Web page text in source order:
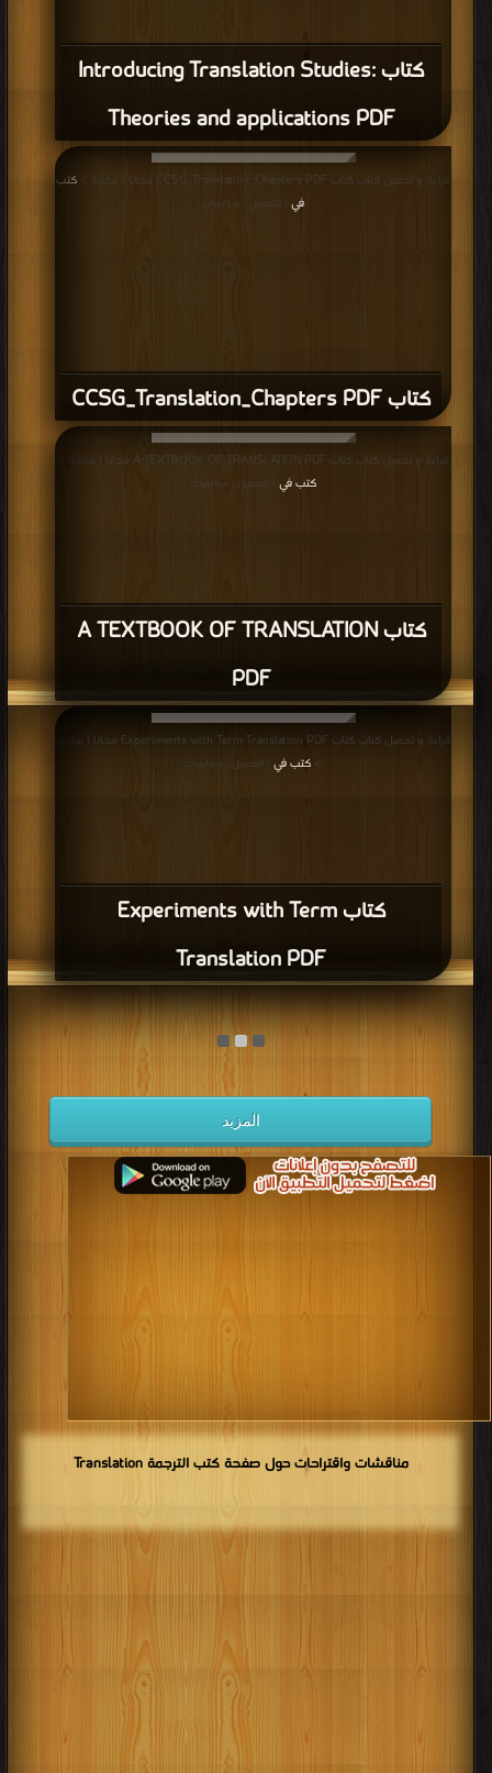
كتاب Introducing Translation Studies:
Theories and applications PDF
كتاب CCSG_Translation_Chapters PDF
قراءة و تحميل كتاب كتاب CCSG_Translation_Chapters PDF مجانا | مكتبة >
كتب
في
| التحميل : مرة/مرات
كتاب A TEXTBOOK OF TRANSLATION
PDF
قراءة و تحميل كتاب كتاب A TEXTBOOK OF TRANSLATION PDF مجانا | مكتبة >
كتب في
| التحميل : مرة/مرات
كتاب Experiments with Term
Translation PDF
قراءة و تحميل كتاب كتاب Experiments with Term Translation PDF مجانا | مكتبة
> كتب في | التحميل : مرة/مرات
المزيد
مناقشات واقتراحات حول صفحة كتب الترجمة Translation